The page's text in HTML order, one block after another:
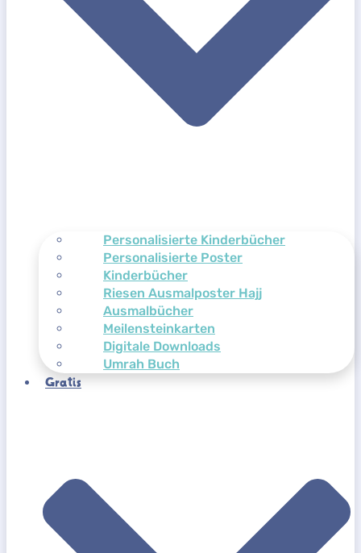
Personalisierte Kinderbücher
Personalisierte Poster
Kinderbücher
Riesen Ausmalposter Hajj
Ausmalbücher
Meilensteinkarten
Digitale Downloads
Umrah Buch
Gratis